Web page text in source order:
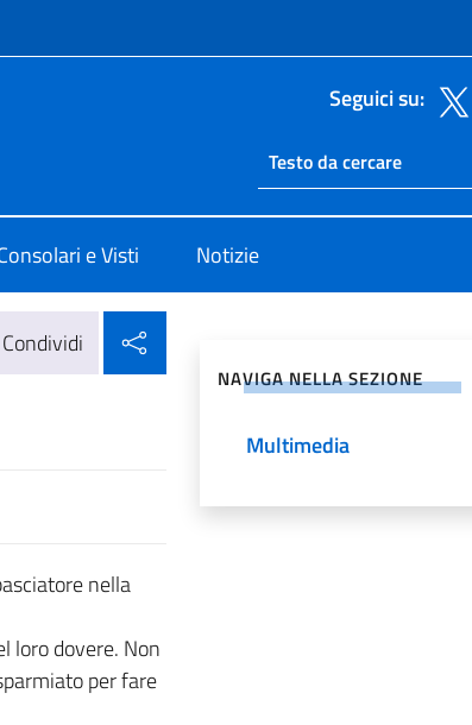
Seguici su:
Ricerca
Cerca nel sito
e Visti Notizie
Condividi
nella
loro dovere. Non
per fare
NAVIGA NELLA SEZIONE
Multimedia